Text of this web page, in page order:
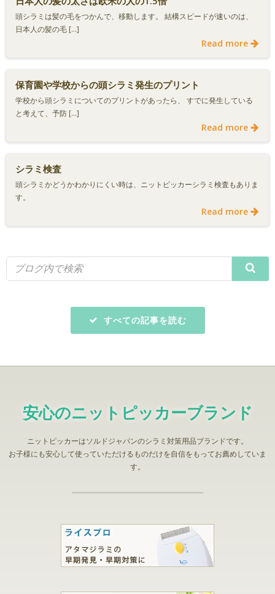
頭シラミは髪の毛をつかんで、移動します。 結構スピードが速いのは、
日本人の髪の毛 […]
Read more
保育園や学校からの頭シラミ発生のプリント
学校から頭シラミについてのプリントがあったら、 すでに発生している
と考えて、予防 […]
Read more
シラミ検査
頭シラミかどうかわかりにくい時は、ニットピッカーシラミ検査もありま
す。
Read more
すべての記事を読む
安心のニットピッカーブランド
ニットピッカーはソルドジャパンのシラミ対策用品ブランドです。
お子様にも安心して使っていただけるものだけを自信をもってお薦めしていま
す。